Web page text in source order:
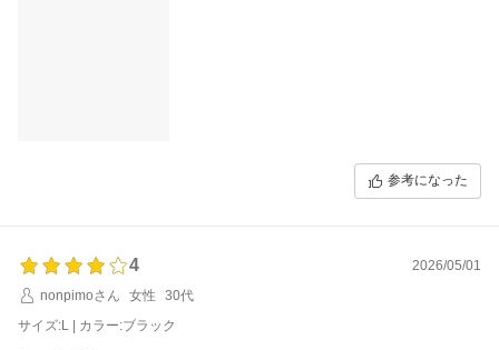
参考になった
4
2026/05/01
nonpimoさん
女性
30代
サイズ:L | カラー:ブラック